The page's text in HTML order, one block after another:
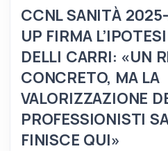
CCNL SANITÀ
UP FIRMA
DELLI CARRI: «UN
CONCRETO, MA LA
VALORIZZAZIONE
PROFESSIONISTI
FINISCE QUI»